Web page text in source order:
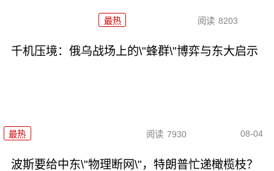
最热 阅读 8203
千机压境：俄乌战场上的\"蜂群\"博弈与东大启示
最热 阅读 7930 08-04
波斯要给中东\"物理断网\"，特朗普忙递橄榄枝？